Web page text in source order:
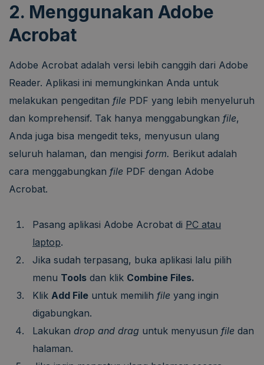
2. Menggunakan Adobe
Acrobat
Adobe Acrobat adalah versi lebih canggih dari Adobe
Reader. Aplikasi ini memungkinkan Anda untuk
melakukan pengeditan file PDF yang lebih menyeluruh
dan komprehensif. Tak hanya menggabungkan file,
Anda juga bisa mengedit teks, menyusun ulang
seluruh halaman, dan mengisi form. Berikut adalah
cara menggabungkan file PDF dengan Adobe
Acrobat.
Pasang aplikasi Adobe Acrobat di PC atau
laptop.
Jika sudah terpasang, buka aplikasi lalu pilih
menu Tools dan klik Combine Files.
Klik Add File untuk memilih file yang ingin
digabungkan.
Lakukan drop and drag untuk menyusun file dan
halaman.